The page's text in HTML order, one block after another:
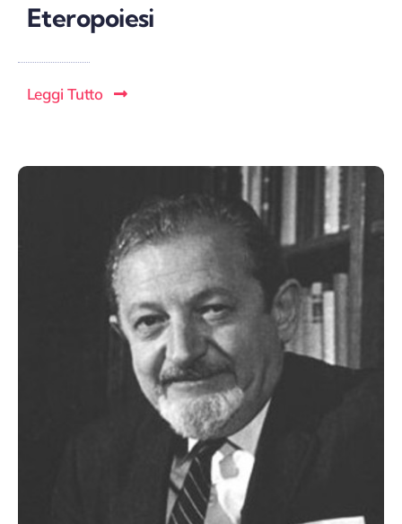
Eteropoiesi
Leggi Tutto